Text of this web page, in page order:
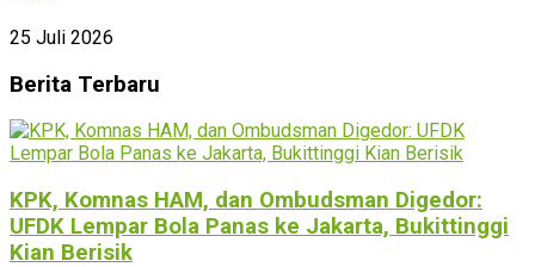
25 Juli 2026
Berita Terbaru
KPK, Komnas HAM, dan Ombudsman Digedor:
UFDK Lempar Bola Panas ke Jakarta, Bukittinggi
Kian Berisik